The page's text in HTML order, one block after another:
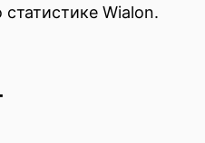
Wialon.